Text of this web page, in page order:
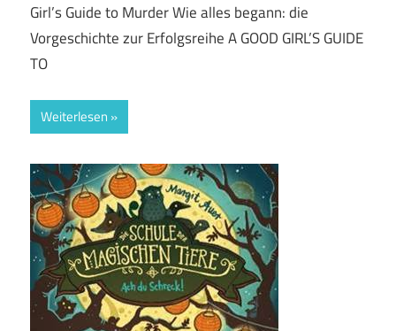
Girl’s Guide to Murder Wie alles begann: die
Vorgeschichte zur Erfolgsreihe A GOOD GIRL’S GUIDE
TO
Weiterlesen